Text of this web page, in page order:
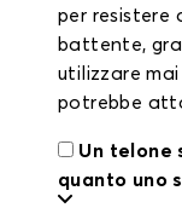
per resistere
battente,
utilizzare
potrebbe
Un telone
quanto uno